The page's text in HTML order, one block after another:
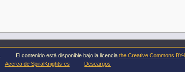
El contenido está disponible bajo la licencia the Creative Commons
Acerca de SpiralKnights-es Descargos